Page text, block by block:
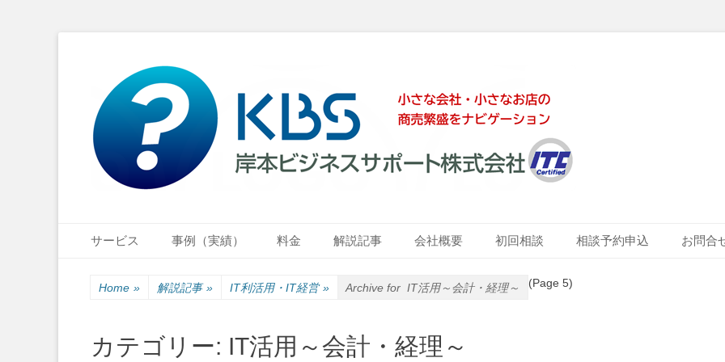
岸本ビジネスサポート株式会社
小さな会社・小さなお店のIT経営をナビゲーション
Primary Menu
サービス 事例（実績） 料金 解説記事 会社概要 初回相談 相談予約申込 お問合
Home » 解説記事 » IT利活用・IT経営 » Archive for IT活用～会計・経理～ (Page 5)
カテゴリー: IT活用～会計・経理～